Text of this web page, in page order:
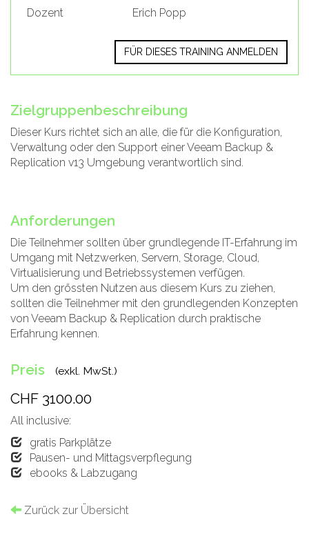
Dozent
Erich Popp
FÜR DIESES TRAINING ANMELDEN
Zielgruppenbeschreibung
Dieser Kurs richtet sich an alle, die für die Konfiguration,
Verwaltung oder den Support einer Veeam Backup &
Replication v13 Umgebung verantwortlich sind.
Anforderungen
Die Teilnehmer sollten über grundlegende IT-Erfahrung im
Umgang mit Netzwerken, Servern, Storage, Cloud,
Virtualisierung und Betriebssystemen verfügen.
Um den grössten Nutzen aus diesem Kurs zu ziehen,
sollten die Teilnehmer mit den grundlegenden Konzepten
von Veeam Backup & Replication durch praktische
Erfahrung kennen.
Preis (exkl. MwSt.)
CHF 3100.00
All inclusive:
gratis Parkplätze
Pausen- und Mittagsverpflegung
ebooks & Labzugang
Zurück zur Übersicht